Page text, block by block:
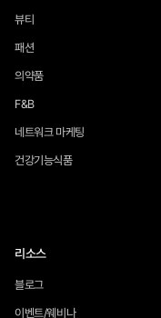
뷰티
패션
의약품
F&B
네트워크 마케팅
건강기능식품
리소스
블로그
이벤트/웨비나